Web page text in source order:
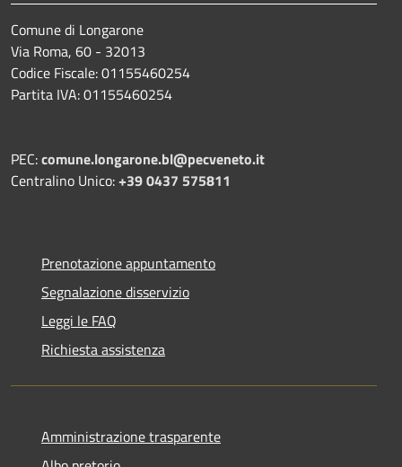
Comune di Longarone
Via Roma, 60 - 32013
Codice Fiscale: 01155460254
Partita IVA: 01155460254
PEC:comune.longarone.bl@pecveneto.it
Centralino Unico:+39 0437 575811
Prenotazione appuntamento
Segnalazione disservizio
Leggi le FAQ
Richiesta assistenza
Amministrazione trasparente